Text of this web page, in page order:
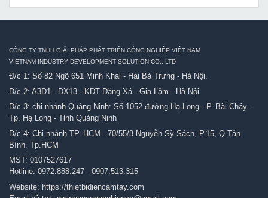
CÔNG TY TNHH GIẢI PHÁP PHÁT TRIỂN CÔNG NGHIỆP VIỆT NAM
VIETNAM INDUSTRY DEVELOPMENT SOLUTION CO., LTD
Đ/c 1: Số 82 Ngõ 651 Minh Khai - Hai Bà Trưng - Hà Nội.
Đ/c 2: A3D1 - DX13 - KĐT Đặng Xá - Gia Lâm - Hà Nội
Đ/c 3: chi nhánh Quảng Ninh: Số 1052 đường Hạ Long - P. Bãi Cháy -
Tp. Hạ Long - Tỉnh Quảng Ninh
Đ/c 4: Chi nhánh TP. HCM - 70/55/3 Nguyễn Sỹ Sách, P.15, Q.Tân
Bình, Tp.HCM
MST: 0107527617
Hotline: 0972.888.247 - 0907.513.315
Website: https://thietbidiencamtay.com